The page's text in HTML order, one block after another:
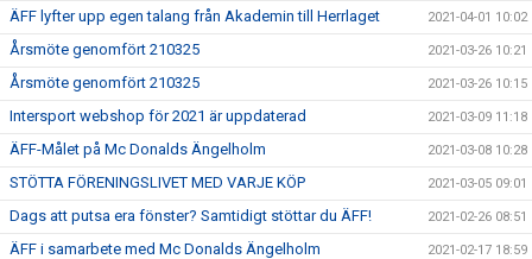
ÄFF lyfter upp egen talang från Akademin till Herrlaget 2021-04-01 10:02
Årsmöte genomfört 210325 2021-03-26 10:21
Årsmöte genomfört 210325 2021-03-26 10:15
Intersport webshop för 2021 är uppdaterad 2021-03-09 11:18
ÄFF-Målet på Mc Donalds Ängelholm 2021-03-08 10:28
STÖTTA FÖRENINGSLIVET MED VARJE KÖP 2021-03-05 09:01
Dags att putsa era fönster? Samtidigt stöttar du ÄFF! 2021-02-26 08:51
ÄFF i samarbete med Mc Donalds Ängelholm 2021-02-17 18:59